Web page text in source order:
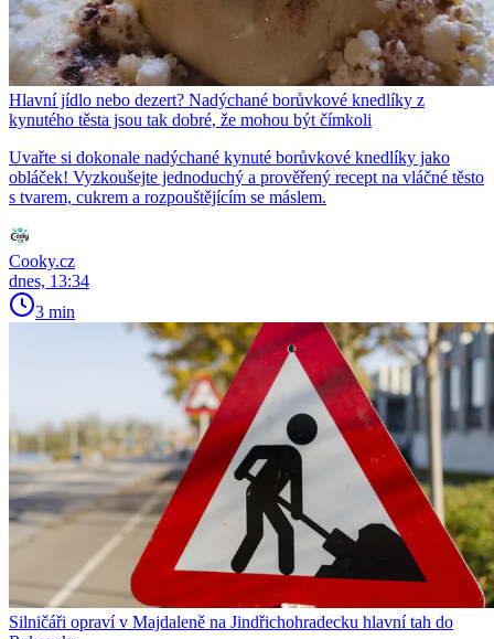
Hlavní jídlo nebo dezert? Nadýchané borůvkové knedlíky z
kynutého těsta jsou tak dobré, že mohou být čímkoli
Uvařte si dokonale nadýchané kynuté borůvkové knedlíky jako
obláček! Vyzkoušejte jednoduchý a prověřený recept na vláčné těsto
s tvarem, cukrem a rozpouštějícím se máslem.
Cooky.cz
dnes, 13:34
3 min
Silničáři opraví v Majdaleně na Jindřichohradecku hlavní tah do